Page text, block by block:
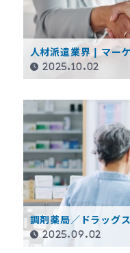
人材派遣業界 | マー
第1四半期）
2025.10.02
調剤薬局／ドラッグ
レポート（2024年度
2025.09.02